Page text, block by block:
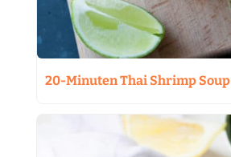
20-Minuten Thai Shrimp Soup